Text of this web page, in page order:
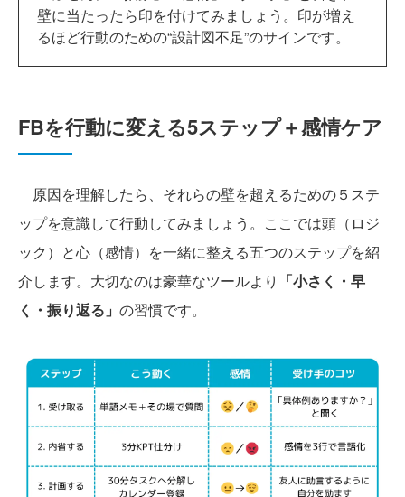
壁に当たったら印を付けてみましょう。印が増え
るほど行動のための“設計図不足”のサインです。
FBを行動に変える5ステップ＋感情ケア
原因を理解したら、それらの壁を超えるための５ステ
ップを意識して行動してみましょう。ここでは頭（ロジ
ック）と心（感情）を一緒に整える五つのステップを紹
介します。大切なのは豪華なツールより 「小さく・早
く・振り返る」 の習慣です。